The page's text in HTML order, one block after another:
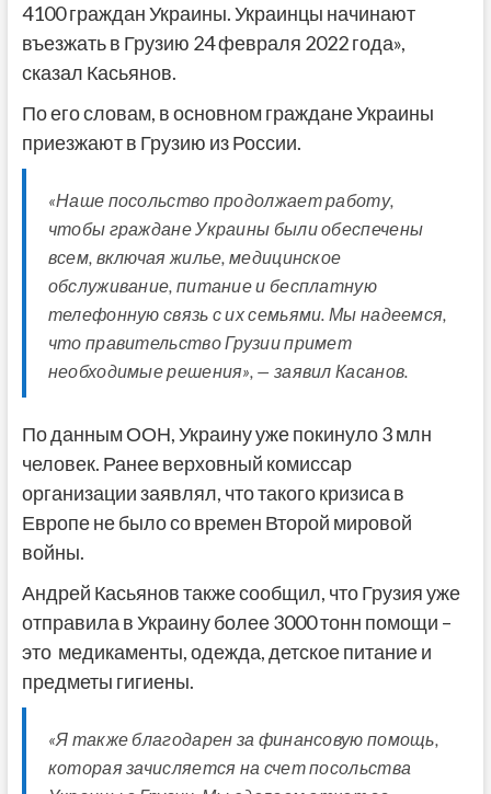
4100 граждан Украины. Украинцы начинают
въезжать в Грузию 24 февраля 2022 года»,
сказал Касьянов.
По его словам, в основном граждане Украины
приезжают в Грузию из России.
«Наше посольство продолжает работу,
чтобы граждане Украины были обеспечены
всем, включая жилье, медицинское
обслуживание, питание и бесплатную
телефонную связь с их семьями. Мы надеемся,
что правительство Грузии примет
необходимые решения», — заявил Касанов.
По данным ООН, Украину уже покинуло 3 млн
человек. Ранее верховный комиссар
организации заявлял, что такого кризиса в
Европе не было со времен Второй мировой
войны.
Андрей Касьянов также сообщил, что Грузия уже
отправила в Украину более 3000 тонн помощи –
это медикаменты, одежда, детское питание и
предметы гигиены.
«Я также благодарен за финансовую помощь,
которая зачисляется на счет посольства